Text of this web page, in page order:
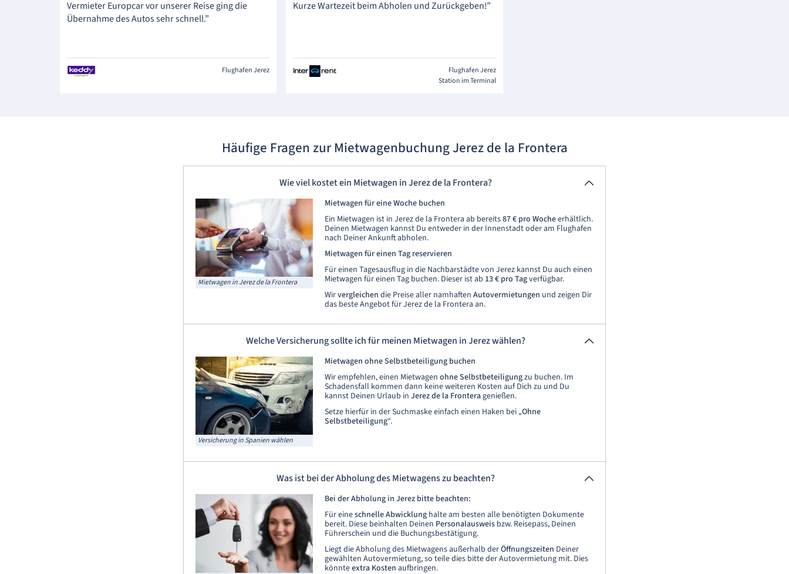
Vermieter Europcar vor unserer Reise ging die
Übernahme des Autos sehr schnell.”
Flughafen Jerez
Kurze Wartezeit beim Abholen und Zurückgeben!”
Flughafen Jerez
Station im Terminal
Häufige Fragen zur Mietwagenbuchung Jerez de la Frontera
Wie viel kostet ein Mietwagen in Jerez de la Frontera?
Mietwagen in Jerez de la Frontera
Mietwagen für eine Woche buchen
Ein Mietwagen ist in Jerez de la Frontera ab bereits87 € pro Wocheerhältlich.
Deinen Mietwagen kannst Du entweder in der Innenstadt oder am Flughafen
nach Deiner Ankunft abholen.
Mietwagen für einen Tag reservieren
Für einen Tagesausflug in die Nachbarstädte von Jerez kannst Du auch einen
Mietwagen für einen Tag buchen. Dieser ist ab 13 € pro Tagverfügbar.
Wirvergleichen die Preise aller namhaften Autovermietungen und zeigen Dir
das beste Angebot für Jerez de la Frontera an.
Welche Versicherung sollte ich für meinen Mietwagen in Jerez wählen?
Versicherung in Spanien wählen
Mietwagen ohne Selbstbeteiligung buchen
Wir empfehlen, einen Mietwagen ohne Selbstbeteiligungzu buchen. Im
Schadensfall kommen dann keine weiteren Kosten auf Dich zu und Du
kannst Deinen Urlaub in Jerez de la Fronteragenießen.
Setze hierfür in der Suchmaske einfach einen Haken bei „Ohne
Selbstbeteiligung“.
Was ist bei der Abholung des Mietwagens zu beachten?
Bei der Abholung in Jerez bitte beachten:
Für eineschnelle Abwicklung halte am besten alle benötigten Dokumente
bereit. Diese beinhalten Deinen Personalausweis bzw. Reisepass, Deinen
Führerschein und die Buchungsbestätigung.
Liegt die Abholung des Mietwagens außerhalb derÖffnungszeiten Deiner
gewählten Autovermietung, so teile dies bitte der Autovermietung mit. Dies
könnteextra Kosten aufbringen.